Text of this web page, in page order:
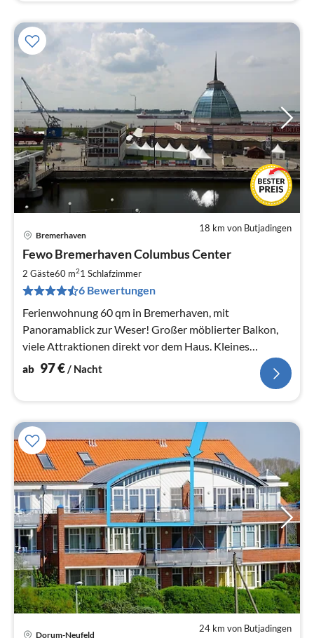
18 km von Butjadingen
Bremerhaven
Fewo Bremerhaven Columbus Center
2 Gäste60 m21 Schlafzimmer
6 Bewertungen
Ferienwohnung 60 qm in Bremerhaven, mit
Panoramablick zur Weser! Großer möblierter Balkon,
viele Attraktionen direkt vor dem Haus. Kleines
Schwimmbad und Einkaufsstraße im Haus!
ab 97€/ Nacht
24 km von Butjadingen
Dorum-Neufeld